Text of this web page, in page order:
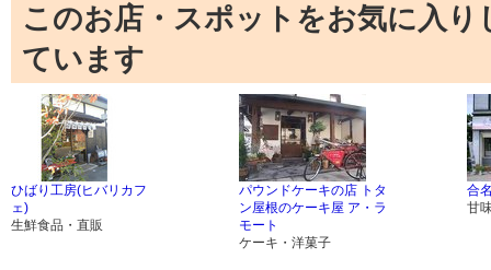
このお店・スポットをお気に入
ています
ひばり工房(ヒバリカフ
ェ)
生鮮食品・直販
パウンドケーキの店 トタ
ン屋根のケーキ屋 ア・ラ
モート
ケーキ・洋菓子
合
甘